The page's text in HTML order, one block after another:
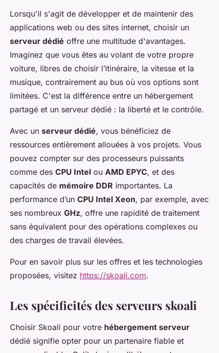
Lorsqu'il s'agit de développer et de maintenir des
applications web ou des sites internet, choisir un
serveur dédié offre une multitude d'avantages.
Imaginez que vous êtes au volant de votre propre
voiture, libres de choisir l’itinéraire, la vitesse et la
musique, contrairement au bus où vos options sont
limitées. C'est la différence entre un hébergement
partagé et un serveur dédié : la liberté et le contrôle.
Avec un serveur dédié, vous bénéficiez de
ressources entièrement allouées à vos projets. Vous
pouvez compter sur des processeurs puissants
comme des CPU Intel ou AMD EPYC, et des
capacités de mémoire DDR importantes. La
performance d’un CPU Intel Xeon, par exemple, avec
ses nombreux GHz, offre une rapidité de traitement
sans équivalent pour des opérations complexes ou
des charges de travail élevées.
Pour en savoir plus sur les offres et les technologies
proposées, visitez https://skoali.com.
Les spécificités des serveurs skoali
Choisir Skoali pour votre hébergement serveur
dédié signifie opter pour un partenaire fiable et